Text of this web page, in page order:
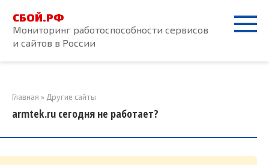
контенту
СБОЙ.РФ
Мониторинг работоспособности сервисов
и сайтов в России
Главная » Другие сайты
armtek.ru сегодня не работает?